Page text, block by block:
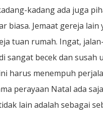
kadang ada juga
biasa. Jemaat gereja
tuan rumah. Ingat,
sangat becek dan susah
harus menempuh
perayaan Natal ada
lain adalah sebagai